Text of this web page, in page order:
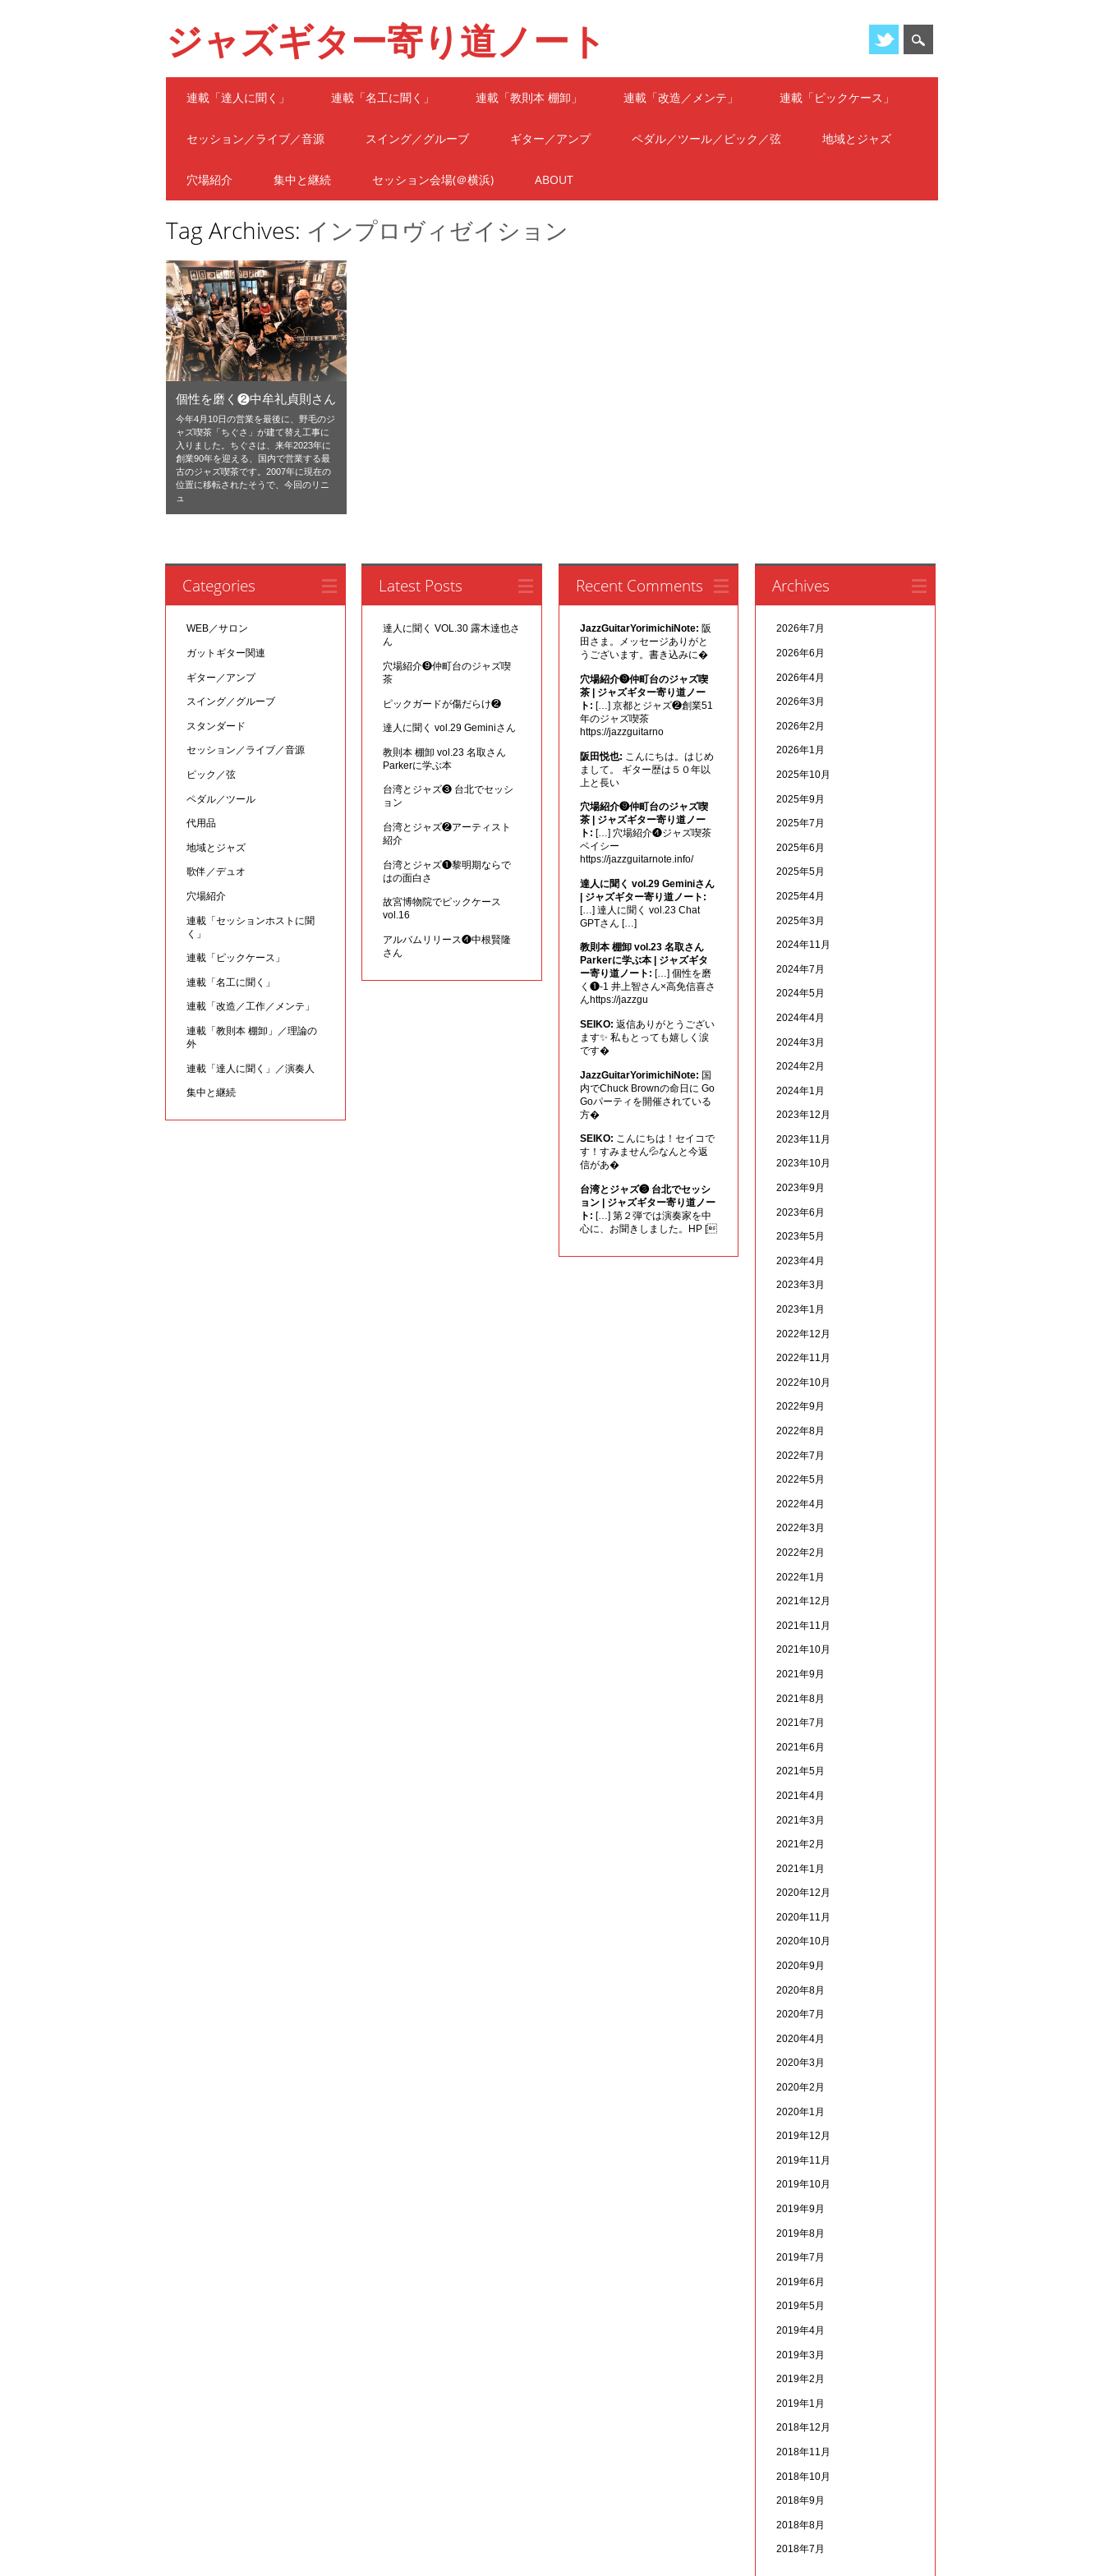
ジャズギター寄り道ノート
Main menu
連載「達人に聞く」 連載「名工に聞く」 連載「教則本 棚卸」 連載「改造／メンテ」 連載「ピックケース」
セッション／ライブ／音源 スイング／グルーブ ギター／アンプ ペダル／ツール／ピック／弦 地域とジャズ
穴場紹介 集中と継続 セッション会場(＠横浜) ABOUT
Tag Archives: インプロヴィゼイション
個性を磨く❷中牟礼貞則さん
今年4月10日の営業を最後に、野毛のジ
ャズ喫茶「ちぐさ」が建て替え工事に
入りました。ちぐさは、来年2023年に
創業90年を迎える、国内で営業する最
古のジャズ喫茶です。2007年に現在の
位置に移転されたそうで、今回のリニ
ュ
Categories
WEB／サロン
ガットギター関連
ギター／アンプ
スイング／グルーブ
スタンダード
セッション／ライブ／音源
ピック／弦
ペダル／ツール
代用品
地域とジャズ
歌伴／デュオ
穴場紹介
連載「セッションホストに聞
く」
連載「ピックケース」
連載「名工に聞く」
連載「改造／工作／メンテ」
連載「教則本 棚卸」／理論の
外
連載「達人に聞く」／演奏人
集中と継続
Latest Posts
達人に聞く VOL.30 露木達也さ
ん
穴場紹介❾仲町台のジャズ喫
茶
ピックガードが傷だらけ❷
達人に聞く vol.29 Geminiさん
教則本 棚卸 vol.23 名取さん
Parkerに学ぶ本
台湾とジャズ❸ 台北でセッシ
ョン
台湾とジャズ❷アーティスト
紹介
台湾とジャズ❶黎明期ならで
はの面白さ
故宮博物院でピックケース
vol.16
アルバムリリース❹中根賢隆
さん
Recent Comments
JazzGuitarYorimichiNote: 阪
田さま。メッセージありがと
うございます。書き込みに�
穴場紹介❾仲町台のジャズ喫
茶 | ジャズギター寄り道ノー
ト: […] 京都とジャズ❷創業51
年のジャズ喫茶
https://jazzguitarno
阪田悦也: こんにちは。はじめ
まして。 ギター歴は５０年以
上と長い
穴場紹介❾仲町台のジャズ喫
茶 | ジャズギター寄り道ノー
ト: […] 穴場紹介❹ジャズ喫茶
ベイシー
https://jazzguitarnote.info/
達人に聞く vol.29 Geminiさん
| ジャズギター寄り道ノート:
[…] 達人に聞く vol.23 Chat
GPTさん […]
教則本 棚卸 vol.23 名取さん
Parkerに学ぶ本 | ジャズギタ
ー寄り道ノート: […] 個性を磨
く❶-1 井上智さん×高免信喜さ
んhttps://jazzgu
SEIKO: 返信ありがとうござい
ます✨ 私もとっても嬉しく涙
です�
JazzGuitarYorimichiNote: 国
内でChuck Brownの命日に Go
Goパーティを開催されている
方�
SEIKO: こんにちは！セイコで
す！すみません💦なんと今返
信があ�
台湾とジャズ❸ 台北でセッシ
ョン | ジャズギター寄り道ノー
ト: […] 第２弾では演奏家を中
心に、お聞きしました。HP [
Archives
2026年7月
2026年6月
2026年4月
2026年3月
2026年2月
2026年1月
2025年10月
2025年9月
2025年7月
2025年6月
2025年5月
2025年4月
2025年3月
2024年11月
2024年7月
2024年5月
2024年4月
2024年3月
2024年2月
2024年1月
2023年12月
2023年11月
2023年10月
2023年9月
2023年6月
2023年5月
2023年4月
2023年3月
2023年1月
2022年12月
2022年11月
2022年10月
2022年9月
2022年8月
2022年7月
2022年5月
2022年4月
2022年3月
2022年2月
2022年1月
2021年12月
2021年11月
2021年10月
2021年9月
2021年8月
2021年7月
2021年6月
2021年5月
2021年4月
2021年3月
2021年2月
2021年1月
2020年12月
2020年11月
2020年10月
2020年9月
2020年8月
2020年7月
2020年4月
2020年3月
2020年2月
2020年1月
2019年12月
2019年11月
2019年10月
2019年9月
2019年8月
2019年7月
2019年6月
2019年5月
2019年4月
2019年3月
2019年2月
2019年1月
2018年12月
2018年11月
2018年10月
2018年9月
2018年8月
2018年7月